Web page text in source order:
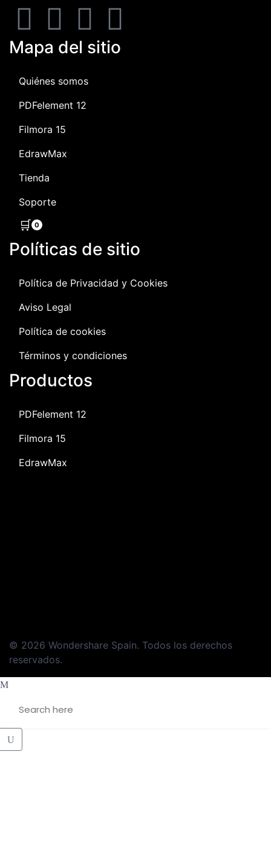
Mapa del sitio
Quiénes somos
PDFelement 12
Filmora 15
EdrawMax
Tienda
Soporte
🛒 0
Políticas de sitio
Política de Privacidad y Cookies
Aviso Legal
Política de cookies
Términos y condiciones
Productos
PDFelement 12
Filmora 15
EdrawMax
© 2026 Wondershare Spain. Todos los derechos
reservados.